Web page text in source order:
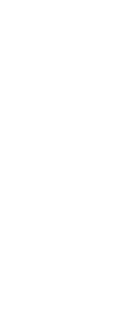
JEZIKU
fondant
torte i kolače